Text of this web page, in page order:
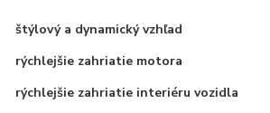
štýlový a dynamický vzhľad
rýchlejšie zahriatie motora
rýchlejšie zahriatie interiéru vozidla